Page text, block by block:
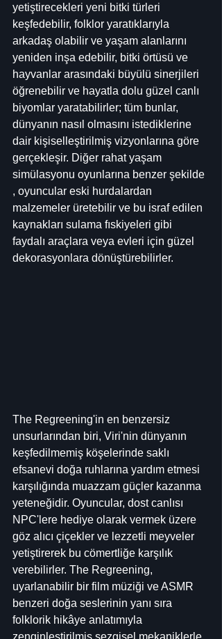
yetiştirecekleri yeni bitki türleri
keşfedebilir, folklor yaratıklarıyla
arkadaş olabilir ve yaşam alanlarını
yeniden inşa edebilir, bitki örtüsü ve
hayvanlar arasındaki büyülü sinerjileri
öğrenebilir ve hayatla dolu güzel canlı
biyomlar yaratabilirler; tüm bunlar,
dünyanın nasıl olmasını istediklerine
dair kişiselleştirilmiş vizyonlarına göre
gerçekleşir. Diğer rahat yaşam
simülasyonu oyunlarına benzer şekilde
, oyuncular eski hurdalardan
malzemeler üretebilir ve bu israf edilen
kaynakları sulama fıskiyeleri gibi
faydalı araçlara veya evleri için güzel
dekorasyonlara dönüştürebilirler.
The Regreening'in en benzersiz
unsurlarından biri, Viri'nin dünyanın
keşfedilmemiş köşelerinde saklı
efsanevi doğa ruhlarına yardım etmesi
karşılığında muazzam güçler kazanma
yeteneğidir. Oyuncular, dost canlısı
NPC'lere hediye olarak vermek üzere
göz alıcı çiçekler ve lezzetli meyveler
yetiştirerek bu cömertliğe karşılık
verebilirler. The Regreening,
uyarlanabilir bir film müziği ve ASMR
benzeri doğa seslerinin yanı sıra
folklorik hikâye anlatımıyla
zenginleştirilmiş sezgisel mekaniklerle